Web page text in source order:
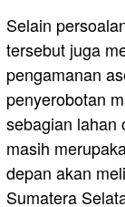
Selain
tersebut juga
pengamanan
penyerobotan
sebagian lahan
masih
depan akan
Sumatera